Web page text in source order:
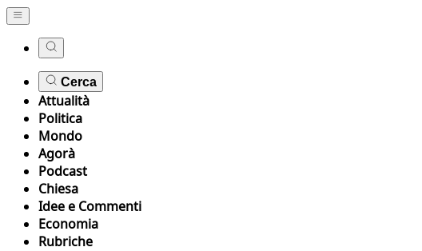
Cerca
Attualità
Politica
Mondo
Agorà
Podcast
Chiesa
Idee e Commenti
Economia
Rubriche